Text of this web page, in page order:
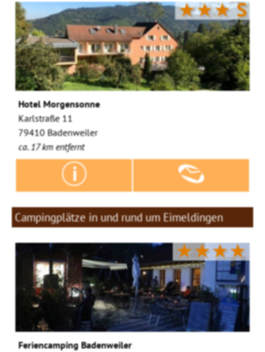
★★★S
Hotel Morgensonne
Karlstraße 11
79410 Badenweiler
ca. 17 km entfernt
Campingplätze in und rund um Eimeldingen
★★★★
Feriencamping Badenweiler